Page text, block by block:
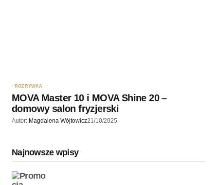
ROZRYWKA
MOVA Master 10 i MOVA Shine 20 –
domowy salon fryzjerski
Autor: Magdalena Wójtowicz21/10/2025
Najnowsze wpisy